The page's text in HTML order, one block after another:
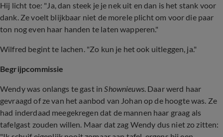
Hij licht toe: "Ja, dan steek je je nek uit en dan is het stank voor
dank. Ze voelt blijkbaar niet de morele plicht om voor die paar
ton nog even haar handen te laten wapperen."
Wilfred begint te lachen. "Zo kun je het ook uitleggen, ja."
Begrijpcommissie
Wendy was onlangs te gast inShownieuws. Daar werd haar
gevraagd of ze van het aanbod van Johan op de hoogte was. Ze
had inderdaad meegekregen dat de mannen haar graag als
tafelgast zouden willen. Maar dat zag Wendy dus niet zo zitten: